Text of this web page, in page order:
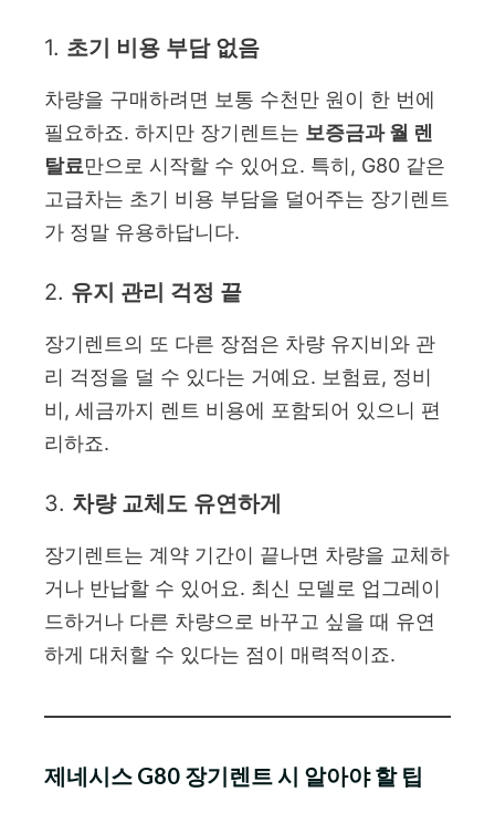
1. 초기 비용 부담 없음
차량을 구매하려면 보통 수천만 원이 한 번에
필요하죠. 하지만 장기렌트는 보증금과 월 렌
탈료만으로 시작할 수 있어요. 특히, G80 같은
고급차는 초기 비용 부담을 덜어주는 장기렌트
가 정말 유용하답니다.
2. 유지 관리 걱정 끝
장기렌트의 또 다른 장점은 차량 유지비와 관
리 걱정을 덜 수 있다는 거예요. 보험료, 정비
비, 세금까지 렌트 비용에 포함되어 있으니 편
리하죠.
3. 차량 교체도 유연하게
장기렌트는 계약 기간이 끝나면 차량을 교체하
거나 반납할 수 있어요. 최신 모델로 업그레이
드하거나 다른 차량으로 바꾸고 싶을 때 유연
하게 대처할 수 있다는 점이 매력적이죠.
제네시스 G80 장기렌트 시 알아야 할 팁